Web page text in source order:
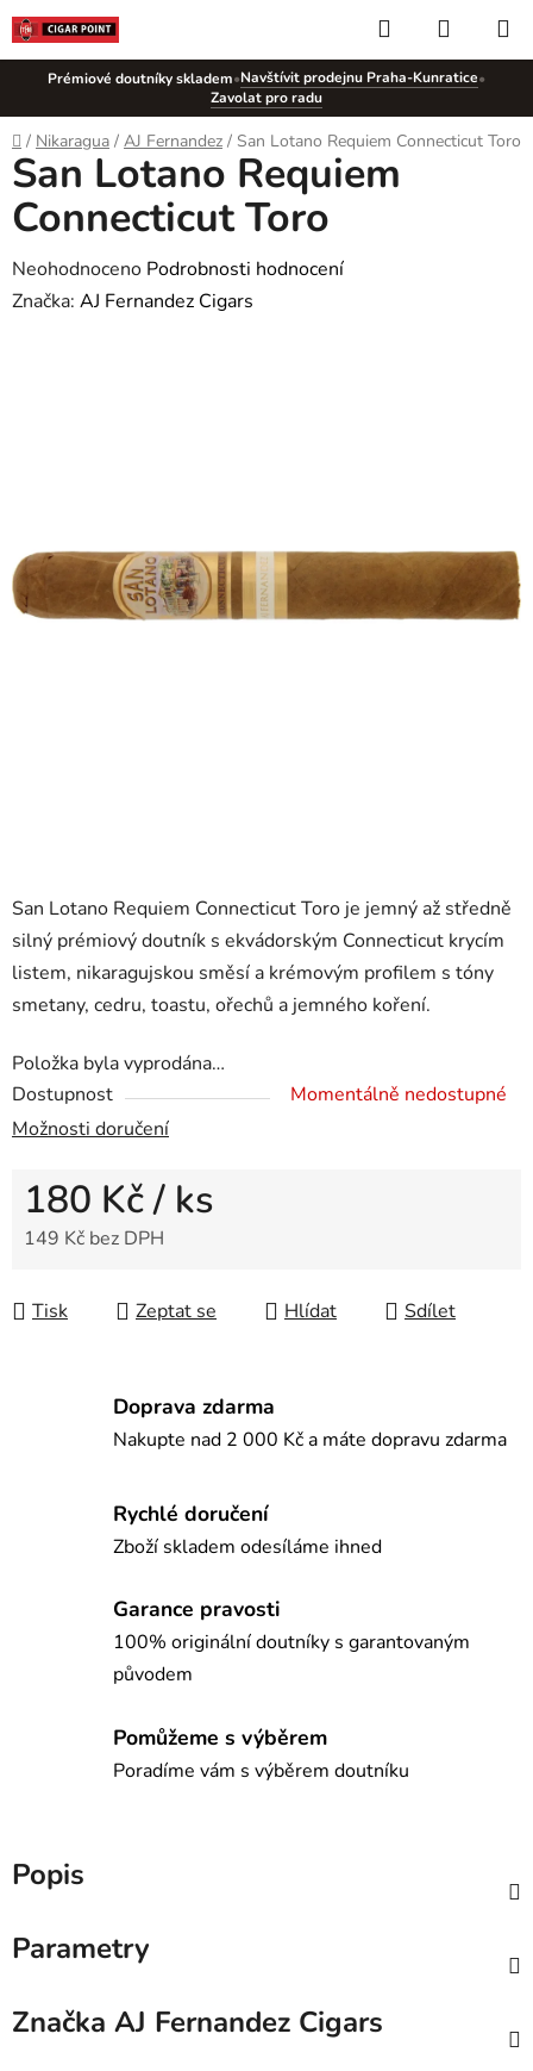
Přejít
na
obsah
Prémiové doutníky skladem•Navštívit prodejnu Praha-Kunratice•
Zavolat pro radu
Hledat
KOŠÍK
Domů
/ Nikaragua / AJ Fernandez / San Lotano Requiem Connecticut Toro
San Lotano Requiem Connecticut Toro je jemný až středně
silný prémiový doutník s ekvádorským Connecticut krycím
listem, nikaragujskou směsí a krémovým profilem s tóny
smetany, cedru, toastu, ořechů a jemného koření.
Položka byla vyprodána…
Dostupnost
Momentálně nedostupné
Možnosti doručení
180 Kč/ ks
149 Kč bez DPH
Tisk
Zeptat se Hlídat Sdílet
San Lotano Requiem
Connecticut Toro
Průměrné
hodnocení
Neohodnoceno Podrobnosti hodnocení
Značka: AJ Fernandez Cigars
Doprava zdarma
Nakupte nad 2 000 Kč a máte dopravu zdarma
Rychlé doručení
Zboží skladem odesíláme ihned
Garance pravosti
100% originální doutníky s garantovaným
původem
Pomůžeme s výběrem
Poradíme vám s výběrem doutníku
Popis
Parametry
Značka AJ Fernandez Cigars